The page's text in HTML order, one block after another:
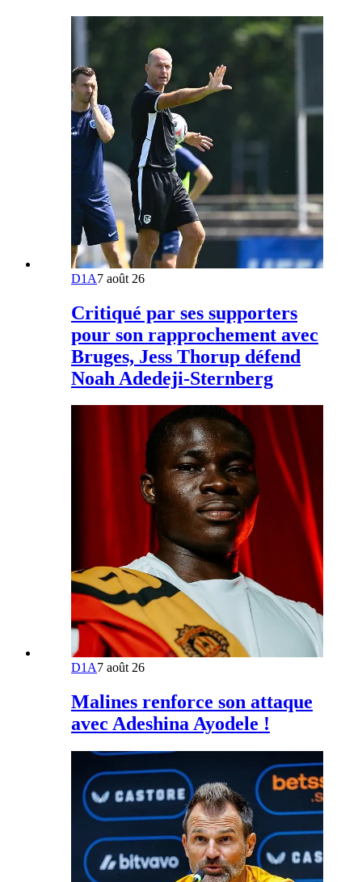
D1A7 août 26
Critiqué par ses supporters
pour son rapprochement avec
Bruges, Jess Thorup défend
Noah Adedeji-Sternberg
D1A7 août 26
Malines renforce son attaque
avec Adeshina Ayodele !